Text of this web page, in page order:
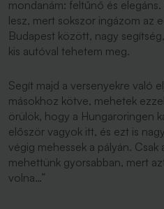
mondanám: feltűnő és
lesz, mert sokszor ingázom az
Budapest között, nagy
kis autóval tehetem meg.
Segít majd a versenyekre való
másokhoz kötve, mehetek
örülök, hogy a Hungaroringen
először vagyok itt, és ezt is
végig mehessek a pályán.
mehettünk gyorsabban, mert
volna…”